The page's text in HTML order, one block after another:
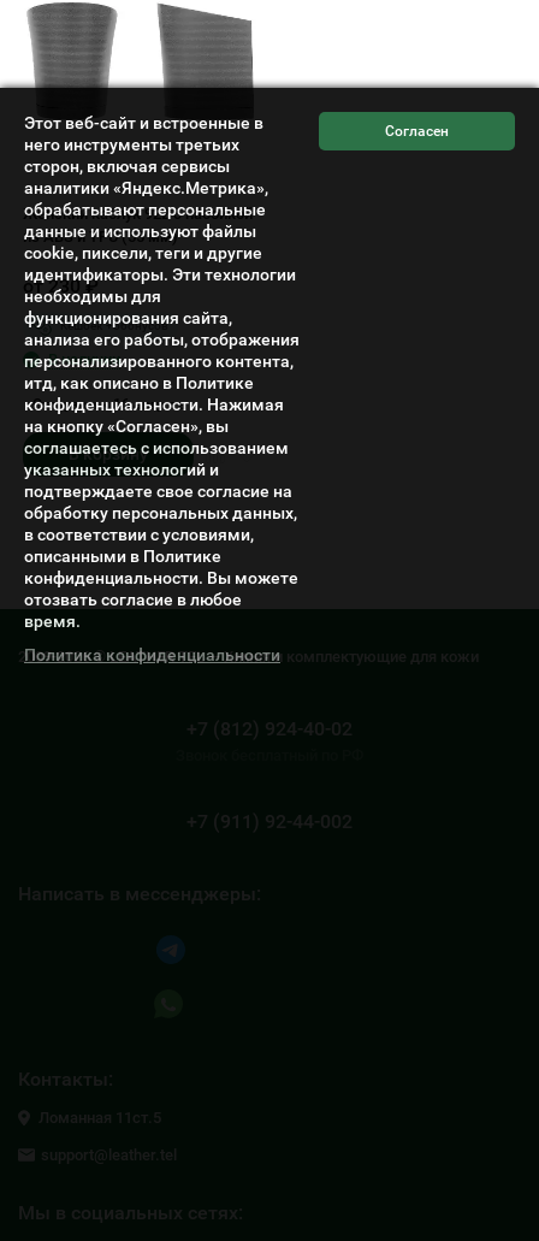
​Женский каблук 922 с набойкой
из ABS и TPU (55 мм)
от230 ₽
Кешбек +5бонусов
В наличии
Отгрузим к 16 августа
В корзину
2009-2026 © LEATHER TEL — Химия и комплектующие для кожи
+7 (812) 924-40-02
+7 (911) 92-44-002
Написать в мессенджеры:
Контакты:
Ломанная 11ст.5
support@leather.tel
Мы в социальных сетях:
Этот веб-сайт и встроенные в
него инструменты третьих
сторон, включая сервисы
аналитики «Яндекс.Метрика»,
обрабатывают персональные
данные и используют файлы
cookie, пиксели, теги и другие
идентификаторы. Эти технологии
необходимы для
функционирования сайта,
анализа его работы, отображения
персонализированного контента,
итд, как описано в Политике
конфиденциальности. Нажимая
на кнопку «Согласен», вы
соглашаетесь с использованием
указанных технологий и
подтверждаете свое согласие на
обработку персональных данных,
в соответствии с условиями,
описанными в Политике
конфиденциальности. Вы можете
отозвать согласие в любое
время.
Политика конфиденциальности